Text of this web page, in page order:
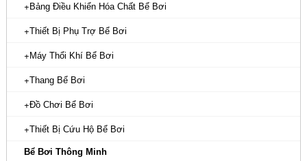
Bảng Điều Khiển Hóa Chất Bể Bơi
Thiết Bị Phụ Trợ Bể Bơi
Máy Thổi Khí Bể Bơi
Thang Bể Bơi
Đồ Chơi Bể Bơi
Thiết Bị Cứu Hộ Bể Bơi
Bể Bơi Thông Minh